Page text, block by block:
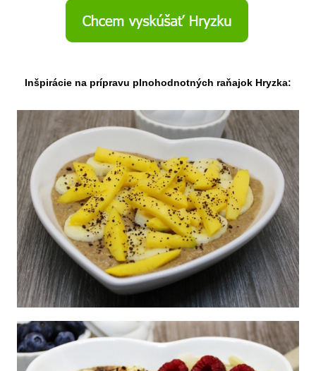
Inšpirácie na prípravu plnohodnotných raňajok Hryzka: